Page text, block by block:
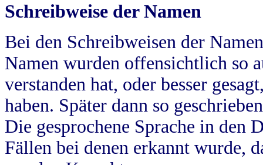
Schreibweise der Namen
Bei den Schreibweisen der
Namen wurden offensichtlich so
verstanden hat, oder besser
haben. Später dann so
Die gesprochene Sprache in
Fällen bei denen erkannt wurde,